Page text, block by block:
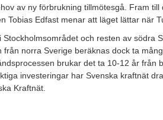
av ny förbrukning tillmötesgå. Fram
Tobias Edfast menar att läget lättar när
och resten av södra
från norra Sverige beräknas dock ta
brukar det ta 10-12 år från
investeringar har Svenska kraftnät
Kraftnät.